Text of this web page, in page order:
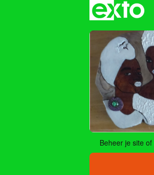
Beheer je site of